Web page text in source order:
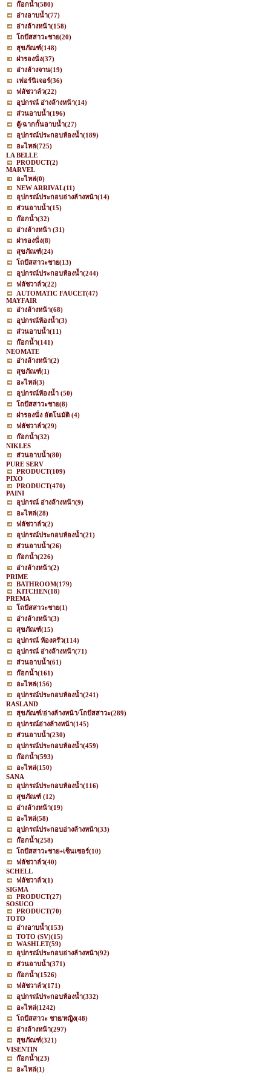
ก๊อกน้ำ(580)
อ่างอาบน้ำ(77)
อ่างล้างหน้า(158)
โถปัสสาวะชาย(20)
สุขภัณฑ์(148)
ฝารองนั่ง(37)
อ่างล้างจาน(19)
เฟอร์นิเจอร์(36)
ฟลัชวาล์ว(22)
อุปกรณ์ อ่างล้างหน้า(14)
ส่วนอาบน้ำ(196)
ตู้/ฉากกั้นอาบน้ำ(27)
อุปกรณ์ประกอบห้องน้ำ(189)
อะไหล่(725)
LA BELLE
PRODUCT(2)
MARVEL
อะไหล่(0)
NEW ARRIVAL(11)
อุปกรณ์ประกอบอ่างล้างหน้า(14)
ส่วนอาบน้ำ(15)
ก๊อกน้ำ(32)
อ่างล้างหน้า (31)
ฝารองนั่ง(8)
สุขภัณฑ์(24)
โถปัสสาวะชาย(13)
อุปกรณ์ประกอบห้องน้ำ(244)
ฟลัชวาล์ว(22)
AUTOMATIC FAUCET(47)
MAYFAIR
อ่างล้างหน้า(68)
อุปกรณ์ห้องน้ำ(3)
ส่วนอาบน้ำ(11)
ก๊อกน้ำ(141)
NEOMATE
อ่างล้างหน้า(2)
สุขภัณฑ์(1)
อะไหล่(3)
อุปกรณ์ห้องน้ำ (50)
โถปัสสาวะชาย(8)
ฝารองนั่ง อัตโนมัติ (4)
ฟลัชวาล์ว(29)
ก๊อกน้ำ(32)
NIKLES
ส่วนอาบน้ำ(80)
PURE SERV
PRODUCT(109)
PIXO
PRODUCT(470)
PAINI
อุปกรณ์ อ่างล้างหน้า(9)
อะไหล่(28)
ฟลัชวาล์ว(2)
อุปกรณ์ประกอบห้องน้ำ(21)
ส่วนอาบน้ำ(26)
ก๊อกน้ำ(226)
อ่างล้างหน้า(2)
PRIME
BATHROOM(179)
KITCHEN(18)
PREMA
โถปัสสาวะชาย(1)
อ่างล้างหน้า(3)
สุขภัณฑ์(15)
อุปกรณ์ ห้องครัว(114)
อุปกรณ์ อ่างล้างหน้า(71)
ส่วนอาบน้ำ(61)
ก๊อกน้ำ(161)
อะไหล่(156)
อุปกรณ์ประกอบห้องน้ำ(241)
RASLAND
สุขภัณฑ์/อ่างล้างหน้า/โถปัสสาวะ(289)
อุปกรณ์อ่างล้างหน้า(145)
ส่วนอาบน้ำ(230)
อุปกรณ์ประกอบห้องน้ำ(459)
ก๊อกน้ำ(593)
อะไหล่(150)
SANA
อุปกรณ์ประกอบห้องน้ำ(116)
สุขภัณฑ์ (12)
อ่างล้างหน้า(19)
อะไหล่(58)
อุปกรณ์ประกอบอ่างล้างหน้า(33)
ก๊อกน้ำ(258)
โถปัสสาวะชาย+เซ็นเซอร์(10)
ฟลัชวาล์ว(40)
SCHELL
ฟลัชวาล์ว(1)
SIGMA
PRODUCT(27)
SOSUCO
PRODUCT(70)
TOTO
อ่างอาบน้ำ(153)
TOTO (SV)(15)
WASHLET(59)
อุปกรณ์ประกอบอ่างล้างหน้า(92)
ส่วนอาบน้ำ(371)
ก๊อกน้ำ(1526)
ฟลัชวาล์ว(171)
อุปกรณ์ประกอบห้องน้ำ(332)
อะไหล่(1242)
โถปัสสาวะ ชาย/หญิง(48)
อ่างล้างหน้า(297)
สุขภัณฑ์(321)
VISENTIN
ก๊อกน้ำ(23)
อะไหล่(1)